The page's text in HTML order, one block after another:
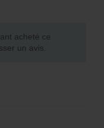
acheté ce
un avis.